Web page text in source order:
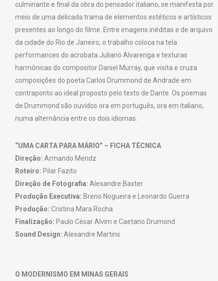
culminante e final da obra do pensador italiano, se manifesta por
meio de uma delicada trama de elementos estéticos e artísticos
presentes ao longo do filme. Entre imagens inéditas e de arquivo
da cidade do Rio de Janeiro, o trabalho coloca na tela
performances do acrobata Juliano Alvarenga e texturas
harmônicas do compositor Daniel Murray, que visita e cruza
composições do poeta Carlos Drummond de Andrade em
contraponto ao ideal proposto pelo texto de Dante. Os poemas
de Drummond são ouvidos ora em português, ora em italiano,
numa alternância entre os dois idiomas.
“UMA CARTA PARA MÁRIO” – FICHA TÉCNICA
Direção: Armando Mendz
Roteiro: Pilar Fazito
Direção de Fotografia: Alexandre Baxter
Produção Executiva: Breno Nogueira e Leonardo Guerra
Produção: Cristina Mara Rocha
Finalização: Paulo César Alvim e Caetano Drumond
Sound Design: Alexandre Martins
O MODERNISMO EM MINAS GERAIS